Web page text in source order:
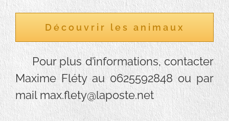
Découvrir les animaux
Pour plus d’informations, contacter
Maxime Fléty au 0625592848 ou par
mail max.flety@laposte.net